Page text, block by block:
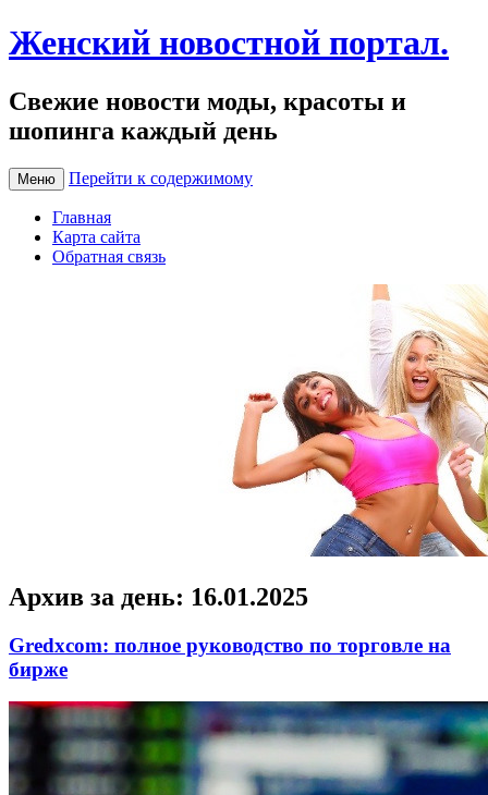
Женский новостной портал.
Свежие новости моды, красоты и
шопинга каждый день
Меню Перейти к содержимому
Главная
Карта сайта
Обратная связь
Архив за день: 16.01.2025
Gredxcom: полное руководство по торговле на
бирже